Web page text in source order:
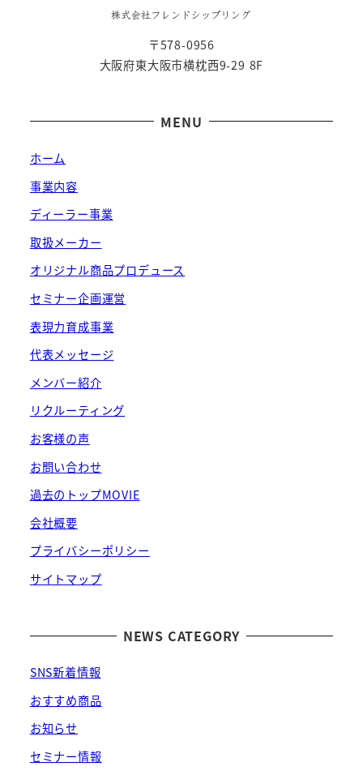
〒578-0956
大阪府東大阪市横枕西9-29 8F
MENU
ホーム
事業内容
ディーラー事業
取扱メーカー
オリジナル商品プロデュース
セミナー企画運営
表現力育成事業
代表メッセージ
メンバー紹介
リクルーティング
お客様の声
お問い合わせ
過去のトップMOVIE
会社概要
プライバシーポリシー
サイトマップ
NEWS CATEGORY
SNS新着情報
おすすめ商品
お知らせ
セミナー情報